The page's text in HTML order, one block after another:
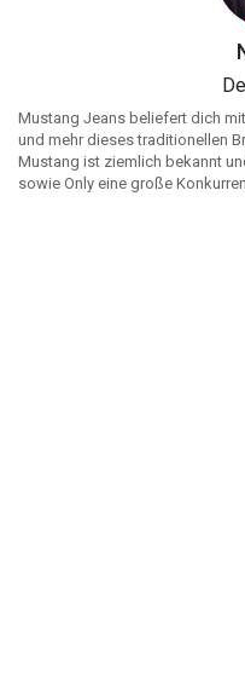
Mustang Jeans beliefert dich
und mehr dieses traditionellen
Mustang ist ziemlich bekannt
sowie Only eine große